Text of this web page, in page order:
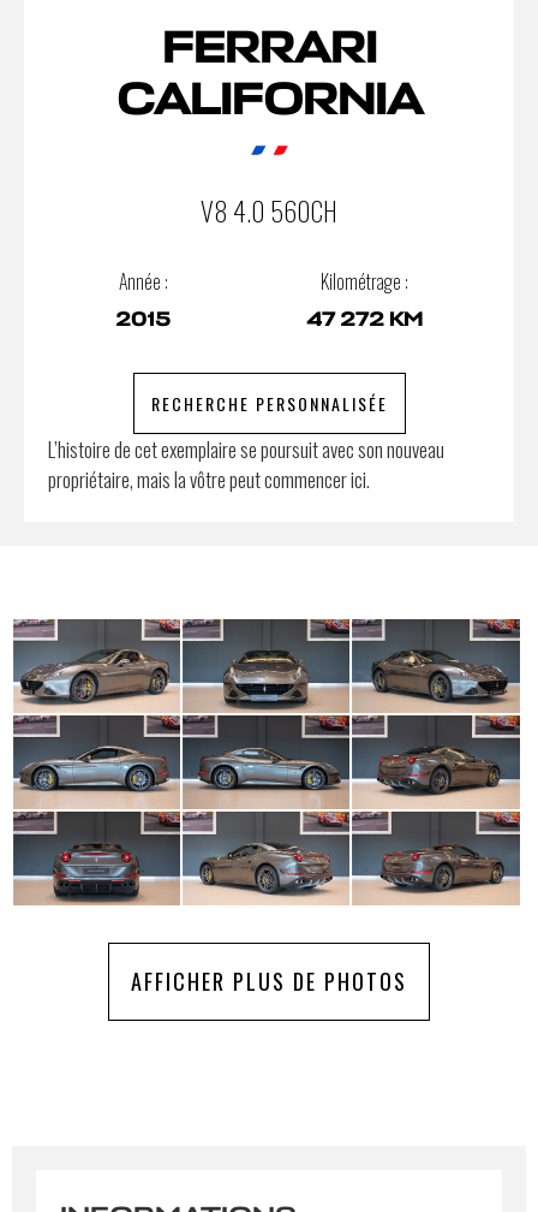
FERRARI
CALIFORNIA
V8 4.0 560CH
Année :
2015
Kilométrage :
47 272 KM
RECHERCHE PERSONNALISÉE
L’histoire de cet exemplaire se poursuit avec son nouveau
propriétaire, mais la vôtre peut commencer ici.
AFFICHER PLUS DE PHOTOS